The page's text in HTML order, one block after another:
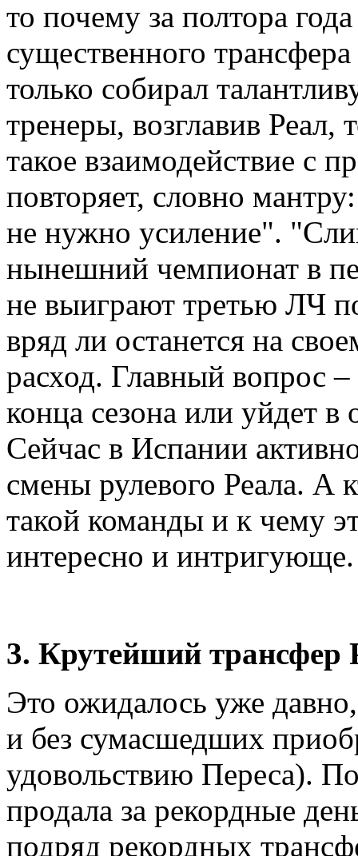
то почему за полтора
существенного
только собирал
тренеры, возглавив Реал,
такое взаимодействие с
повторяет, словно
не нужно усиление".
нынешний чемпионат в
не выиграют третью ЛЧ
вряд ли останется на
расход. Главный вопрос
конца сезона или уйдет в
Сейчас в Испании
смены рулевого Реала. А
такой команды и к чему
интересно и
3. Крутейший трансфер
Это ожидалось уже
и без сумасшедших
удовольствию Переса).
продала за рекордные
подряд рекордных